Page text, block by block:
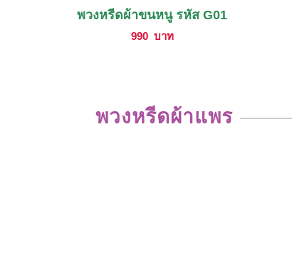
พวงหรีดผ้าขนหนู รหัส G01
990 บาท
พวงหรีดผ้าแพร